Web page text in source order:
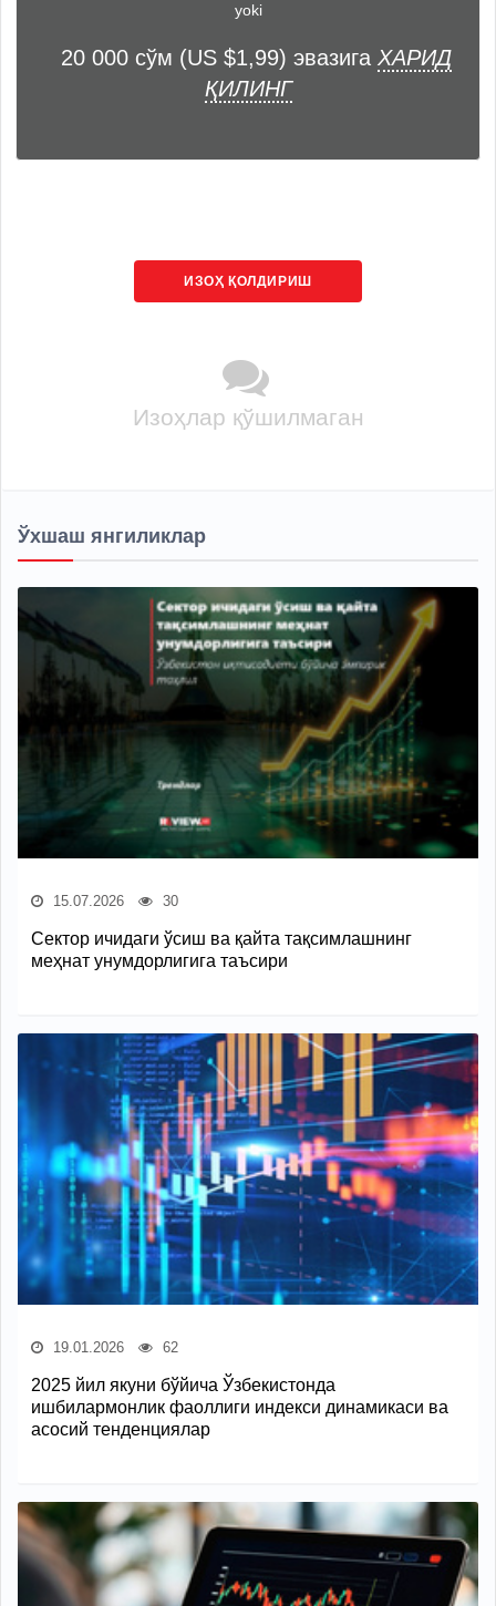
yoki
20 000 сўм (US $1,99) эвазига ХАРИД
ҚИЛИНГ
ИЗОҲ ҚОЛДИРИШ
Изоҳлар қўшилмаган
Ўхшаш янгиликлар
15.07.2026 30
Сектор ичидаги ўсиш ва қайта тақсимлашнинг
меҳнат унумдорлигига таъсири
19.01.2026 62
2025 йил якуни бўйича Ўзбекистонда
ишбилармонлик фаоллиги индекси динамикаси ва
асосий тенденциялар